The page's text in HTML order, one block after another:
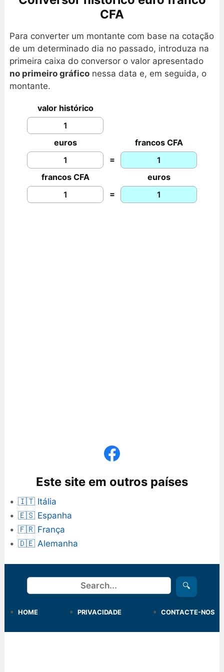
CFA
Para converter um montante com base na cotação
de um determinado dia no passado, introduza na
primeira caixa do conversor o valor apresentado
no primeiro gráficonessa data e, em seguida, o
montante.
valor histórico
euros
francos CFA
=
francos CFA
euros
=
Este site em outros países
🇮🇹 Itália
🇪🇸 Espanha
🇫🇷 França
🇩🇪 Alemanha
Procurar 🔍
HOME PRIVACIDADE CONTACTE-NOS